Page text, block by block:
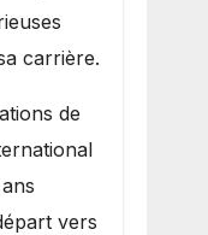
carrière.
de
vers